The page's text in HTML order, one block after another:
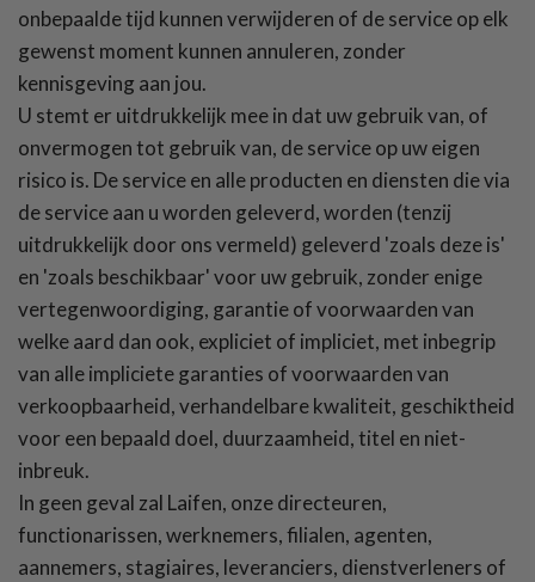
onbepaalde tijd kunnen verwijderen of de service op elk
gewenst moment kunnen annuleren, zonder
kennisgeving aan jou.
U stemt er uitdrukkelijk mee in dat uw gebruik van, of
onvermogen tot gebruik van, de service op uw eigen
risico is. De service en alle producten en diensten die via
de service aan u worden geleverd, worden (tenzij
uitdrukkelijk door ons vermeld) geleverd 'zoals deze is'
en 'zoals beschikbaar' voor uw gebruik, zonder enige
vertegenwoordiging, garantie of voorwaarden van
welke aard dan ook, expliciet of impliciet, met inbegrip
van alle impliciete garanties of voorwaarden van
verkoopbaarheid, verhandelbare kwaliteit, geschiktheid
voor een bepaald doel, duurzaamheid, titel en niet-
inbreuk.
In geen geval zal Laifen, onze directeuren,
functionarissen, werknemers, filialen, agenten,
aannemers, stagiaires, leveranciers, dienstverleners of